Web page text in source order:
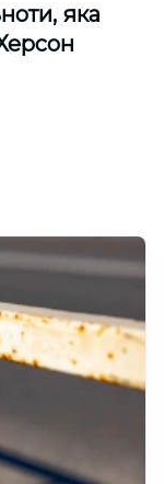
яка